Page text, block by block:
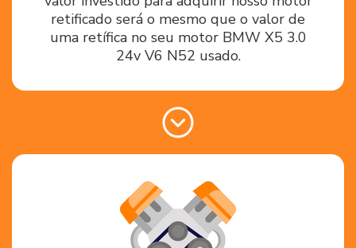
retificado será o mesmo que o valor de
uma retífica no seu motor BMW X5 3.0
24v V6 N52 usado.